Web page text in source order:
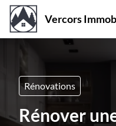
Vercors
Rénovations
Rénover